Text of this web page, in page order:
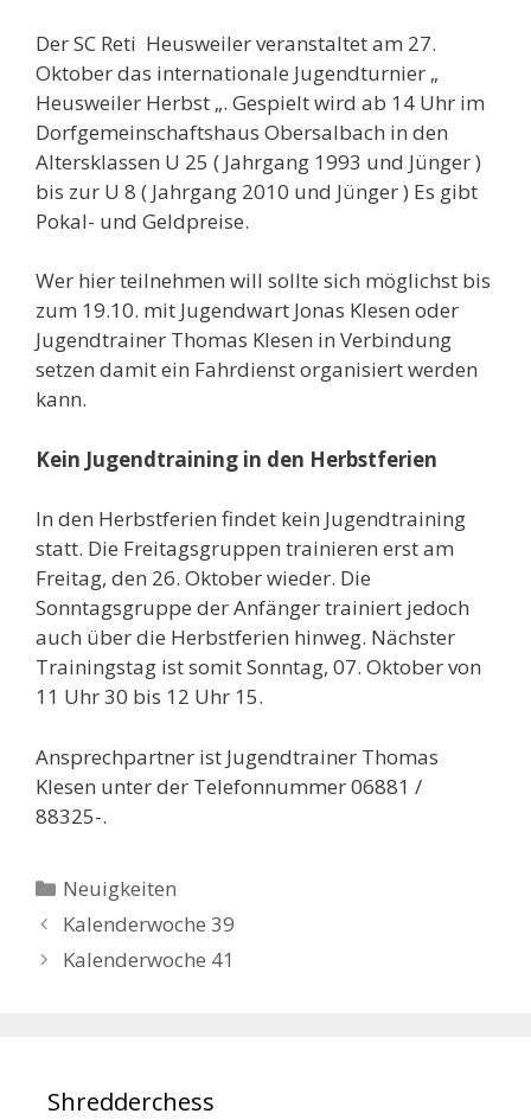
Der SC Reti Heusweiler veranstaltet am 27.
Oktober das internationale Jugendturnier „
Heusweiler Herbst „. Gespielt wird ab 14 Uhr im
Dorfgemeinschaftshaus Obersalbach in den
Altersklassen U 25 ( Jahrgang 1993 und Jünger )
bis zur U 8 ( Jahrgang 2010 und Jünger ) Es gibt
Pokal- und Geldpreise.
Wer hier teilnehmen will sollte sich möglichst bis
zum 19.10. mit Jugendwart Jonas Klesen oder
Jugendtrainer Thomas Klesen in Verbindung
setzen damit ein Fahrdienst organisiert werden
kann.
Kein Jugendtraining in den Herbstferien
In den Herbstferien findet kein Jugendtraining
statt. Die Freitagsgruppen trainieren erst am
Freitag, den 26. Oktober wieder. Die
Sonntagsgruppe der Anfänger trainiert jedoch
auch über die Herbstferien hinweg. Nächster
Trainingstag ist somit Sonntag, 07. Oktober von
11 Uhr 30 bis 12 Uhr 15.
Ansprechpartner ist Jugendtrainer Thomas
Klesen unter der Telefonnummer 06881 /
88325-.
Kategorien
Neuigkeiten
Kalenderwoche 39
Kalenderwoche 41
Shredderchess